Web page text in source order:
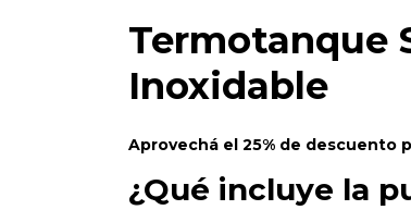
Termotanque
Inoxidable
Aprovechá el 25% de descuento
¿Qué incluye la